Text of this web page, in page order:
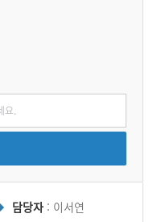
담당자 : 이서연